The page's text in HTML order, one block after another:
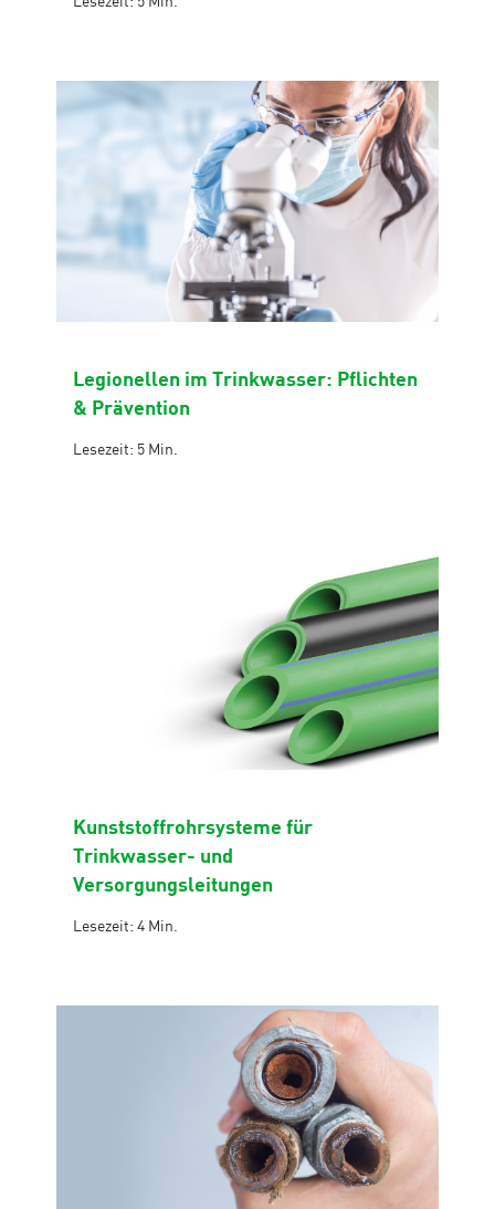
Legionellen im Trinkwasser: Pflichten
& Prävention
Lesezeit: 5 Min.
Kunststoffrohrsysteme für
Trinkwasser- und
Versorgungsleitungen
Lesezeit: 4 Min.